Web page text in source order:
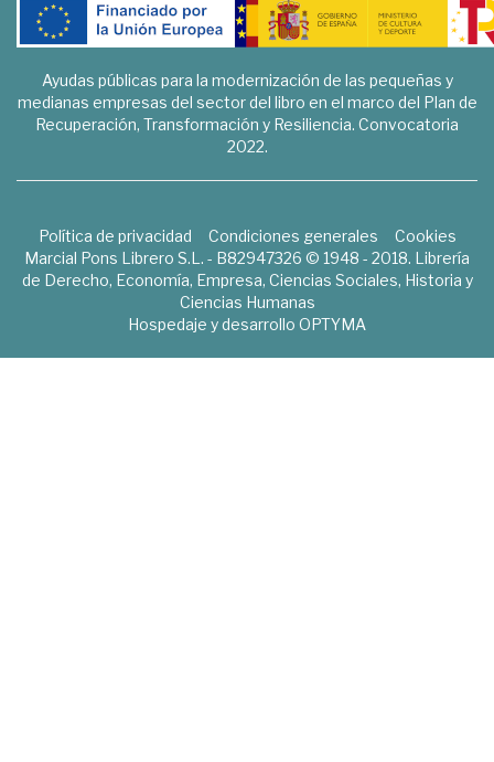
Ayudas públicas para la modernización de las pequeñas y
medianas empresas del sector del libro en el marco del Plan de
Recuperación, Transformación y Resiliencia. Convocatoria
2022.
Política de privacidad Condiciones generales
Cookies
Marcial Pons Librero S.L. - B82947326 © 1948 - 2018. Librería
de Derecho, Economía, Empresa, Ciencias Sociales, Historia y
Ciencias Humanas
Hospedaje y desarrollo OPTYMA